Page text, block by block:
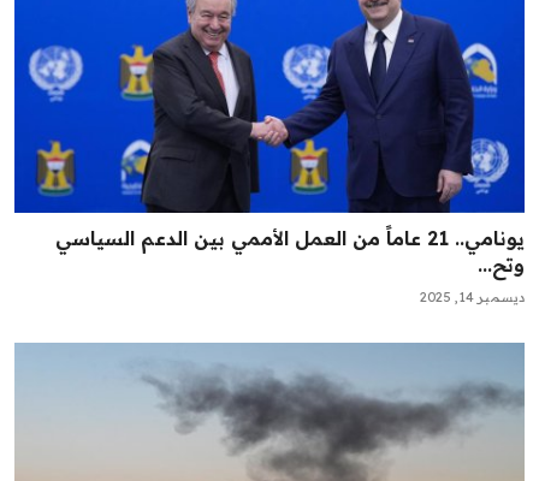
يونامي.. 21 عاماً من العمل الأممي بين الدعم السياسي
وتح...
ديسمبر 14, 2025